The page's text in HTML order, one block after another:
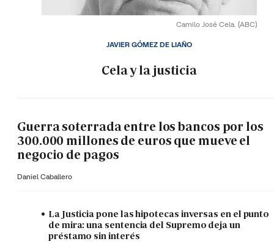
Camilo José Cela. (ABC)
Cela y la justicia
JAVIER GÓMEZ DE LIAÑO
Guerra soterrada entre los bancos por los
300.000 millones de euros que mueve el
negocio de pagos
Daniel Caballero
La Justicia pone las hipotecas inversas en el punto
de mira: una sentencia del Supremo deja un
préstamo sin interés